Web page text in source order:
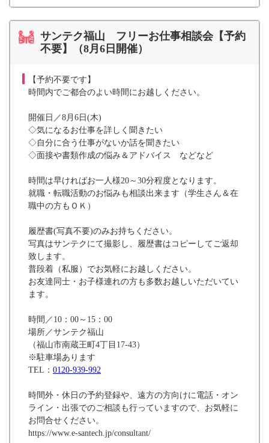
サンテク福山 フリーお仕事相談会【予約
不要】（8月6日開催）
【予約不要です】
時間内でご都合のよい時間にお越しください。
開催日／8月6日(木)
◇気になるお仕事を詳しく聞きたい
◇自分に合う仕事がないか話を聞きたい
◇面接や書類作成の悩み＆アドバイス などなど
時間は早ければお一人様20～30分程度となります。
就職・転職活動のお悩みも相談出来ます（学生さん＆在
職中の方もＯＫ）
履歴書(写真不要)のみお持ちください。
写真はサンテクにて撮影し、履歴書はコピーしてご返却
致します。
普段着（私服）でお気軽にお越しください。
お友達同士・お子様連れの方も多数お越しいただいてい
ます。
時間／10：00～15：00
場所／サンテク福山
（福山市南蔵王町4丁目17-43）
※駐車場あります
TEL： 0120-939-992
時間外・休日の予約登録や、遠方の方向けに電話・オン
ライン・出張でのご相談も行っていますので、お気軽に
お問合せください。
https://www.e-santech.jp/consultant/